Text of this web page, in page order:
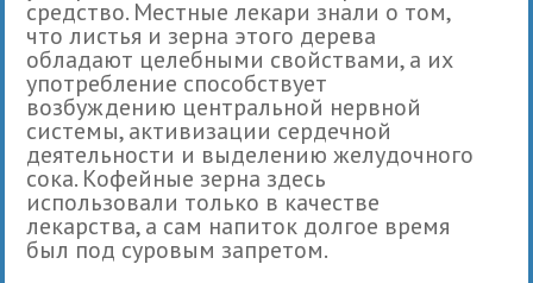
средство. Местные лекари знали о том,
что листья и зерна этого дерева
обладают целебными свойствами, а их
употребление способствует
возбуждению центральной нервной
системы, активизации сердечной
деятельности и выделению желудочного
сока. Кофейные зерна здесь
использовали только в качестве
лекарства, а сам напиток долгое время
был под суровым запретом.